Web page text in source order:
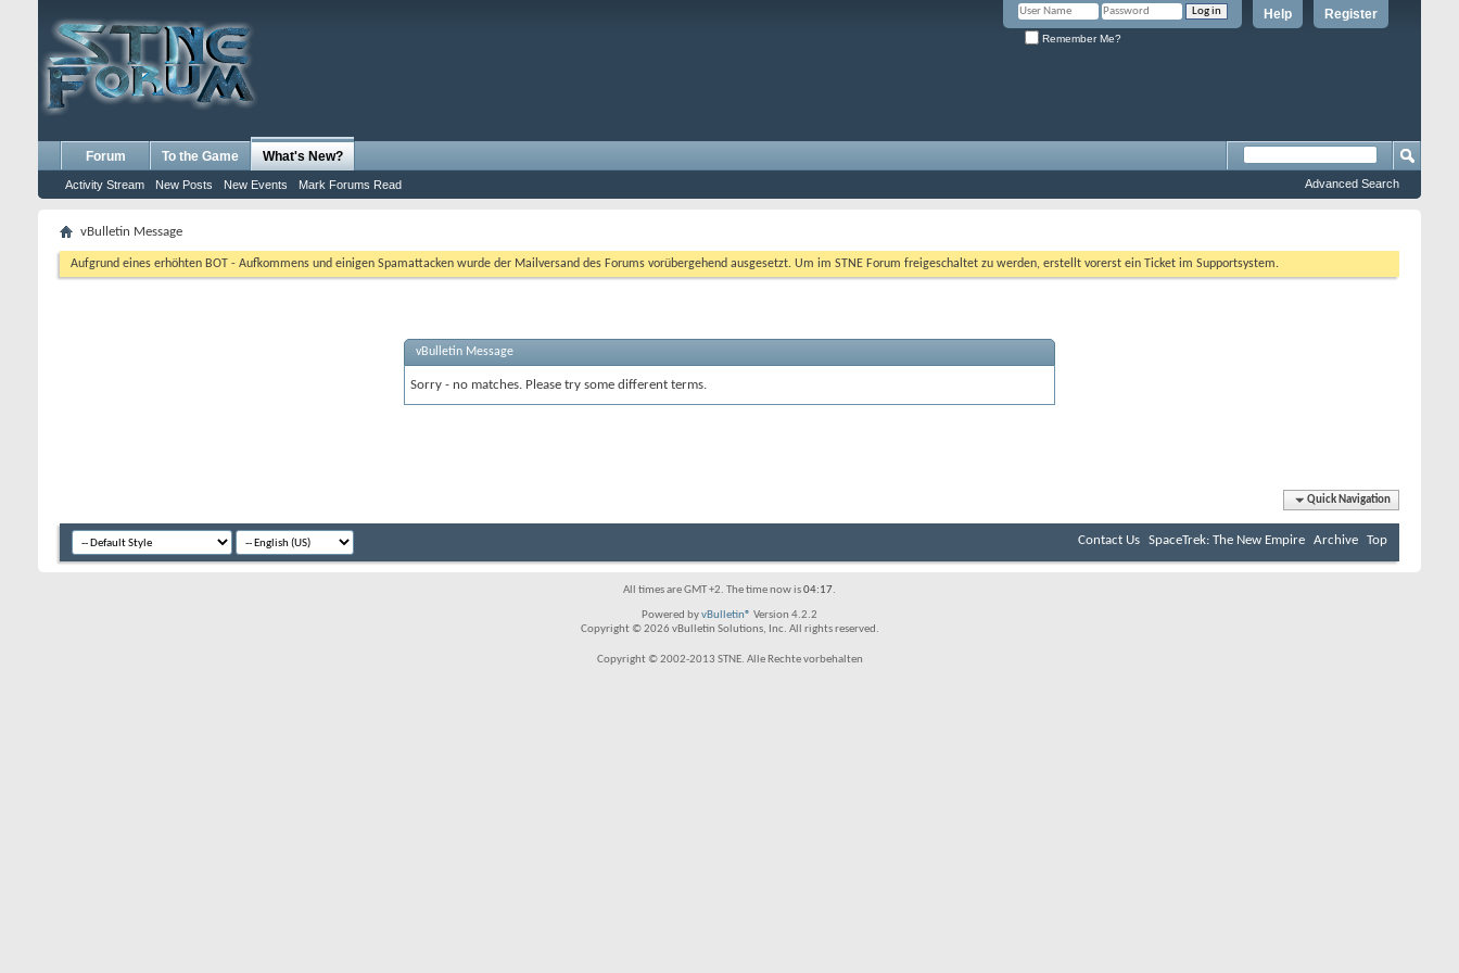
Register
Help
Remember Me?
Forum To the Game What's New?
Activity Stream New Posts New Events Mark Forums Read Advanced Search
vBulletin Message
Aufgrund eines erhöhten BOT - Aufkommens und einigen Spamattacken wurde der Mailversand des Forums vorübergehend ausgesetzt. Um im STNE Forum freigeschaltet zu werden, erstellt vorerst ein Ticket im Supportsystem.
vBulletin Message
Sorry - no matches. Please try some different terms.
Quick Navigation
Contact Us SpaceTrek: The New Empire Archive Top
All times are GMT +2. The time now is04:17.
Powered byvBulletin® Version 4.2.2
Copyright © 2026 vBulletin Solutions, Inc. All rights reserved.
Copyright © 2002-2013 STNE. Alle Rechte vorbehalten